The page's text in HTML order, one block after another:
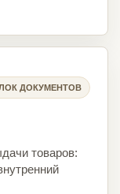
ДОКУМЕНТОВ
товаров: